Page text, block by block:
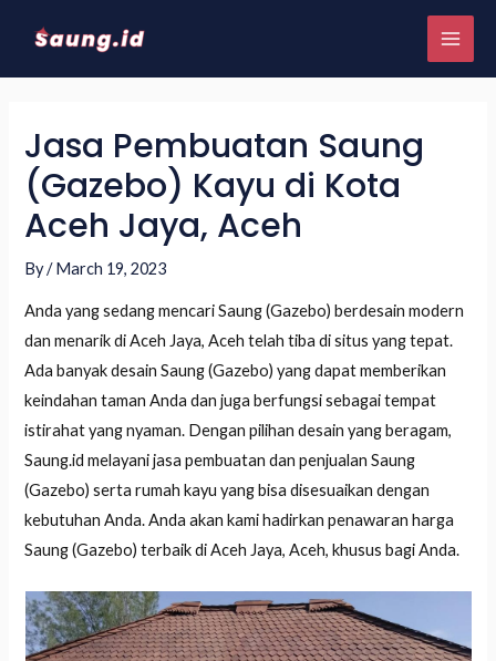
Jasa Pembuatan Saung
(Gazebo) Kayu di Kota
Aceh Jaya, Aceh
By/March 19, 2023
Anda yang sedang mencari Saung (Gazebo) berdesain modern
dan menarik di Aceh Jaya, Aceh telah tiba di situs yang tepat.
Ada banyak desain Saung (Gazebo) yang dapat memberikan
keindahan taman Anda dan juga berfungsi sebagai tempat
istirahat yang nyaman. Dengan pilihan desain yang beragam,
Saung.id melayani jasa pembuatan dan penjualan Saung
(Gazebo) serta rumah kayu yang bisa disesuaikan dengan
kebutuhan Anda. Anda akan kami hadirkan penawaran harga
Saung (Gazebo) terbaik di Aceh Jaya, Aceh, khusus bagi Anda.